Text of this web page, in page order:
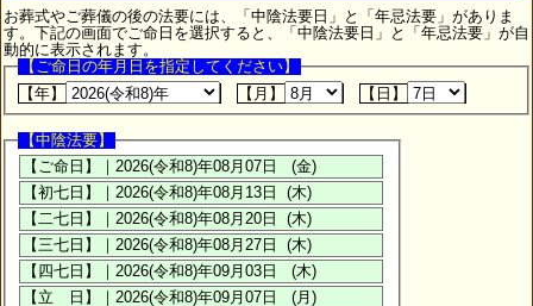
お葬式やご葬儀の後の法要には、「中陰法要日」と「年忌法要」がありま
す。下記の画面でご命日を選択すると、「中陰法要日」と「年忌法要」が自
動的に表示されます。
【ご命日の年月日を指定してください】
【年】
【月】 【日】
【中陰法要】